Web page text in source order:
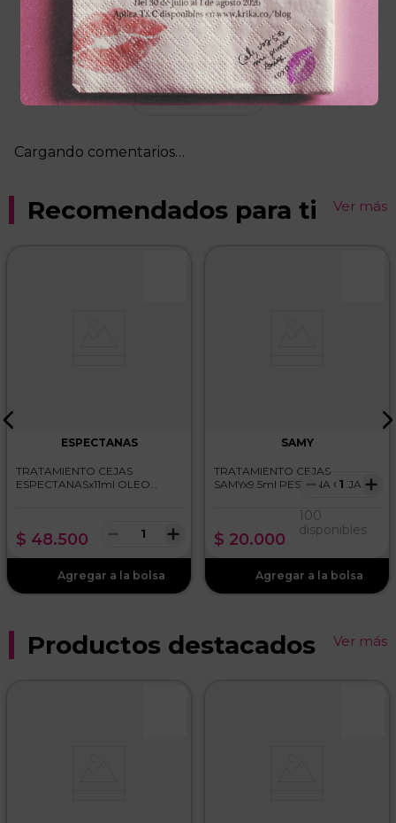
Por favor, inicia sesión para escribir un
comentario.
Más reciente
Cargando comentarios…
Recomendados para ti Ver más
ESPECTANAS
TRATAMIENTO CEJAS
ESPECTANASx11ml OLEO
$ 48.500 ＋
－
SAMY
TRATAMIENTO CEJAS
SAMYx9.5ml PESTANA CEJAS
$ 20.000
＋
－
100
disponibles
Productos destacados Ver más